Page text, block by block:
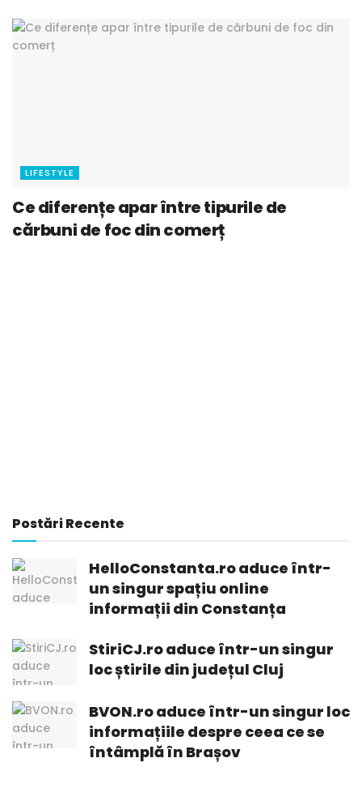
LIFESTYLE
Ce diferențe apar între tipurile de
cărbuni de foc din comerț
Postări Recente
HelloConstanta.ro aduce într-
un singur spațiu online
informații din Constanța
StiriCJ.ro aduce într-un singur
loc știrile din județul Cluj
BVON.ro aduce într-un singur loc
informațiile despre ceea ce se
întâmplă în Brașov